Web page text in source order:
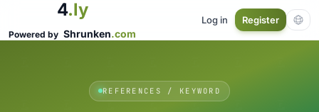
4.ly
Powered by Shrunken.com
Log in Register
REFERENCES / KEYWORD